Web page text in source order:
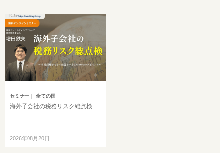
セミナー ｜ 全ての国
海外子会社の税務リスク総点検
2026年08月20日